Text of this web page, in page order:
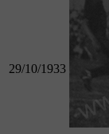
29/10/1933